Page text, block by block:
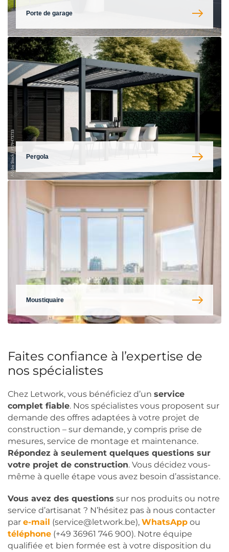
Porte de garage
Pergola
Moustiquaire
Faites confiance à l’expertise de
nos spécialistes
Chez Letwork, vous bénéficiez d’un service
complet fiable. Nos spécialistes vous proposent sur
demande des offres adaptées à votre projet de
construction – sur demande, y compris prise de
mesures, service de montage et maintenance.
Répondez à seulement quelques questions sur
votre projet de construction. Vous décidez vous-
même à quelle étape vous avez besoin d’assistance.
Vous avez des questions sur nos produits ou notre
service d’artisanat ? N’hésitez pas à nous contacter
par e-mail (service@letwork.be), WhatsApp ou
téléphone (+49 36961 746 900). Notre équipe
qualifiée et bien formée est à votre disposition du